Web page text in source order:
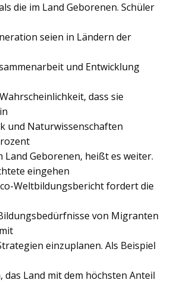
die im Land Geborenen. Schüler
seien in Ländern der
und Entwicklung
dass sie
und Naturwissenschaften
Land Geborenen, heißt es weiter.
eingehen
Weltbildungsbericht fordert die
von Migranten
einzuplanen. Als Beispiel
das Land mit dem höchsten Anteil